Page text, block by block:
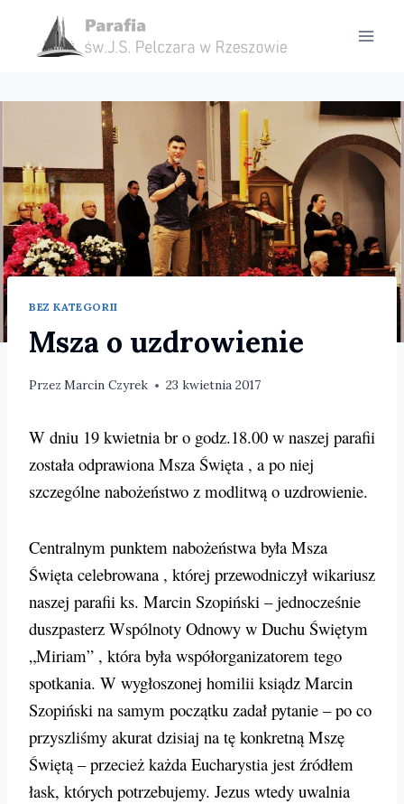
treści
BEZ KATEGORII
Msza o uzdrowienie
Przez Marcin Czyrek 23 kwietnia 2017
W dniu 19 kwietnia br o godz.18.00 w naszej parafii
została odprawiona Msza Święta , a po niej
szczególne nabożeństwo z modlitwą o uzdrowienie.
Centralnym punktem nabożeństwa była Msza
Święta celebrowana , której przewodniczył wikariusz
naszej parafii ks. Marcin Szopiński – jednocześnie
duszpasterz Wspólnoty Odnowy w Duchu Świętym
„Miriam” , która była współorganizatorem tego
spotkania. W wygłoszonej homilii ksiądz Marcin
Szopiński na samym początku zadał pytanie – po co
przyszliśmy akurat dzisiaj na tę konkretną Mszę
Świętą – przecież każda Eucharystia jest źródłem
łask, których potrzebujemy. Jezus wtedy uwalnia